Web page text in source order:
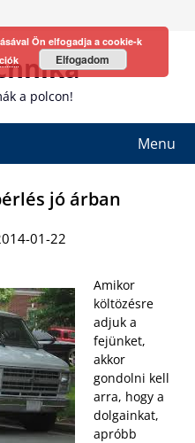
a polcon!
Menu
jó árban
01-22
Amikor
költözésre
adjuk a
fejünket,
akkor
gondolni kell
arra, hogy a
dolgainkat,
apróbb
Ön elfogadja a cookie-k
Elfogadom